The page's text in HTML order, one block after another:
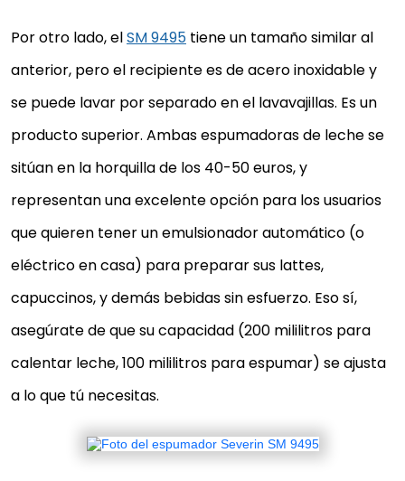
Por otro lado, elSM 9495 tiene un tamaño similar al
anterior, pero el recipiente es de acero inoxidable y
se puede lavar por separado en el lavavajillas. Es un
producto superior. Ambas espumadoras de leche se
sitúan en la horquilla de los 40-50 euros, y
representan una excelente opción para los usuarios
que quieren tener un emulsionador automático (o
eléctrico en casa) para preparar sus lattes,
capuccinos, y demás bebidas sin esfuerzo. Eso sí,
asegúrate de que su capacidad (200 mililitros para
calentar leche, 100 mililitros para espumar) se ajusta
a lo que tú necesitas.